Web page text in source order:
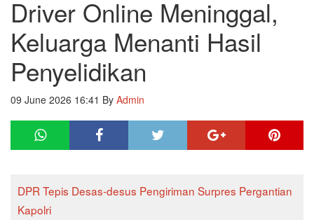
Driver Online Meninggal,
Keluarga Menanti Hasil
Penyelidikan
09 June 2026 16:41 By Admin
DPR Tepis Desas-desus Pengiriman Surpres Pergantian
Kapolri